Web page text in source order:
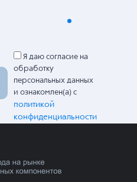
Я даю согласие на
обработку
персональных данных
и ознакомлен(а) с
политикой
конфиденциальности